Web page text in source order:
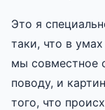
Это я
таки, что в
мы совместное
поводу, и
того, что